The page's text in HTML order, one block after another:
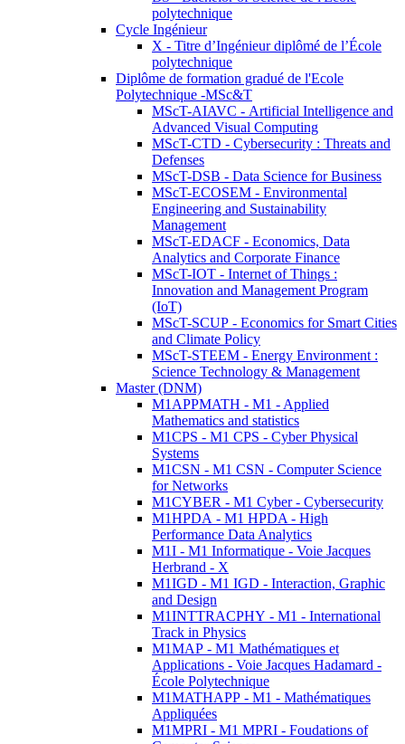
polytechnique
Cycle Ingénieur
X - Titre d’Ingénieur diplômé de l’École
polytechnique
Diplôme de formation gradué de l'Ecole
Polytechnique -MSc&T
MScT-AIAVC - Artificial Intelligence and
Advanced Visual Computing
MScT-CTD - Cybersecurity : Threats and
Defenses
MScT-DSB - Data Science for Business
MScT-ECOSEM - Environmental
Engineering and Sustainability
Management
MScT-EDACF - Economics, Data
Analytics and Corporate Finance
MScT-IOT - Internet of Things :
Innovation and Management Program
(IoT)
MScT-SCUP - Economics for Smart Cities
and Climate Policy
MScT-STEEM - Energy Environment :
Science Technology & Management
Master (DNM)
M1APPMATH - M1 - Applied
Mathematics and statistics
M1CPS - M1 CPS - Cyber Physical
Systems
M1CSN - M1 CSN - Computer Science
for Networks
M1CYBER - M1 Cyber - Cybersecurity
M1HPDA - M1 HPDA - High
Performance Data Analytics
M1I - M1 Informatique - Voie Jacques
Herbrand - X
M1IGD - M1 IGD - Interaction, Graphic
and Design
M1INTTRACPHY - M1 - International
Track in Physics
M1MAP - M1 Mathématiques et
Applications - Voie Jacques Hadamard -
École Polytechnique
M1MATHAPP - M1 - Mathématiques
Appliquées
M1MPRI - M1 MPRI - Foudations of